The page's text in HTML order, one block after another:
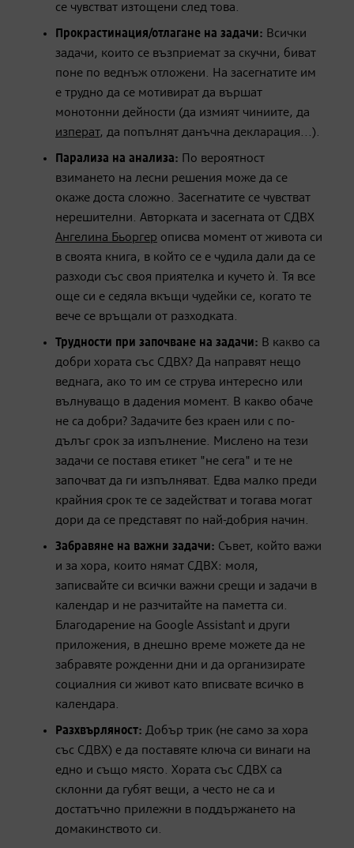
се чувстват изтощени след това.
Прокрастинация/отлагане на задачи: Всички
задачи, които се възприемат за скучни, биват
поне по веднъж отложени. На засегнатите им
е трудно да се мотивират да вършат
монотонни дейности (да измият чиниите, да
изперат, да попълнят данъчна декларация...).
Парализа на анализа: По вероятност
взимането на лесни решения може да се
окаже доста сложно. Засегнатите се чувстват
нерешителни. Авторката и засегната от СДВХ
Ангелина Бьоргер описва момент от живота си
в своята книга, в който се е чудила дали да се
разходи със своя приятелка и кучето ѝ. Тя все
още си е седяла вкъщи чудейки се, когато те
вече се връщали от разходката.
Трудности при започване на задачи: В какво са
добри хората със СДВХ? Да направят нещо
веднага, ако то им се струва интересно или
вълнуващо в дадения момент. В какво обаче
не са добри? Задачите без краен или с по-
дълъг срок за изпълнение. Мислено на тези
задачи се поставя етикет "не сега" и те не
започват да ги изпълняват. Едва малко преди
крайния срок те се задействат и тогава могат
дори да се представят по най-добрия начин.
Забравяне на важни задачи: Съвет, който важи
и за хора, които нямат СДВХ: моля,
записвайте си всички важни срещи и задачи в
календар и не разчитайте на паметта си.
Благодарение на Google Assistant и други
приложения, в днешно време можете да не
забравяте рожденни дни и да организирате
социалния си живот като вписвате всичко в
календара.
Разхвърляност: Добър трик (не само за хора
със СДВХ) е да поставяте ключа си винаги на
едно и също място. Хората със СДВХ са
склонни да губят вещи, а често не са и
достатъчно прилежни в поддържането на
домакинството си.